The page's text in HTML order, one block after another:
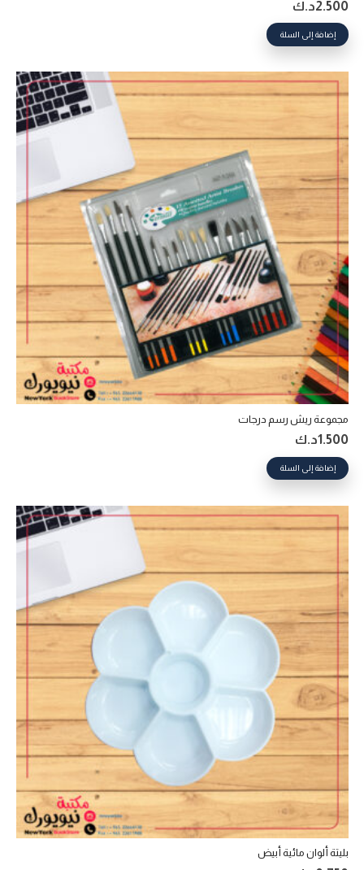
2.500د.ك
إضافة إلى السلة
مجموعة ريش رسم درجات
1.500د.ك
إضافة إلى السلة
بليتة ألوان مائية أبيض